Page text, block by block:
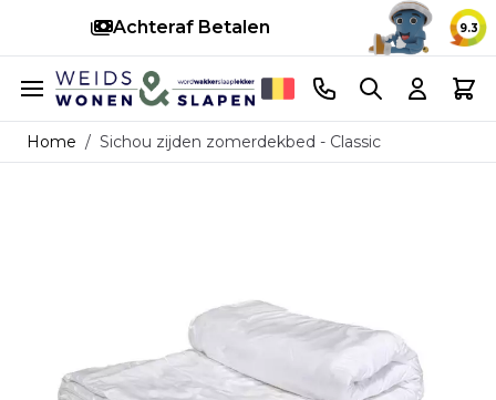
Snelle levering 9.3
Ga naar de inhoud
Telefoonnummer
Search Cart
Home / Sichou zijden zomerdekbed - Classic